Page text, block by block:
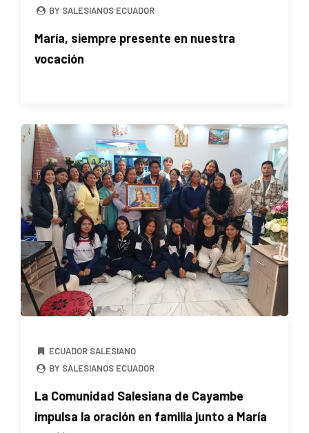
BY SALESIANOS ECUADOR
María, siempre presente en nuestra
vocación
ECUADOR SALESIANO
BY SALESIANOS ECUADOR
La Comunidad Salesiana de Cayambe
impulsa la oración en familia junto a María